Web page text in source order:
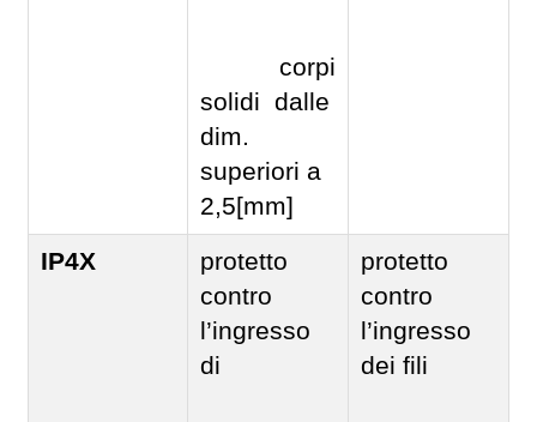
corpi
solidi dalle
dim.
superiori a
2,5[mm]
IP4X
protetto
contro
l’ingresso
di
protetto
contro
l’ingresso
dei fili